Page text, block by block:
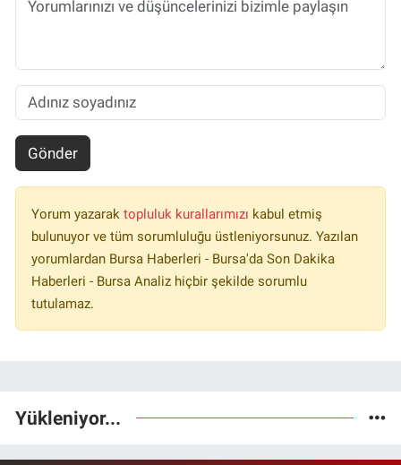
Gönder
Yorum yazarak topluluk kurallarımızı kabul etmiş
bulunuyor ve tüm sorumluluğu üstleniyorsunuz. Yazılan
yorumlardan Bursa Haberleri - Bursa'da Son Dakika
Haberleri - Bursa Analiz hiçbir şekilde sorumlu
tutulamaz.
Yükleniyor...